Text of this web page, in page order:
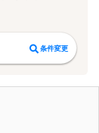
条件変更